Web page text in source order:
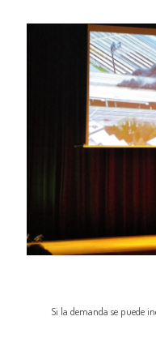
Si la demanda se puede